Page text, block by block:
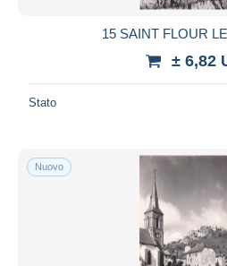
15 SAINT FLOUR
± 6,82
Stato
Nuovo